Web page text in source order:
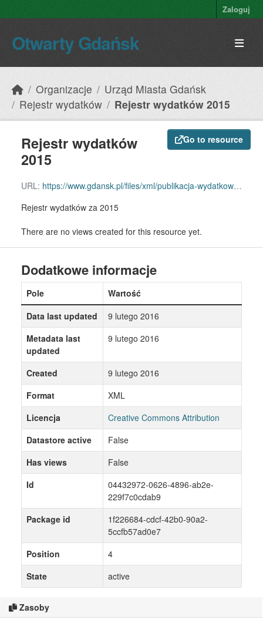
Zaloguj
Otwarty Gdańsk
Organizacje
Urząd Miasta Gdańsk
Rejestr wydatków
Rejestr wydatków 2015
Go to resource
Rejestr wydatków
2015
URL: https://www.gdansk.pl/files/xml/publikacja-wydatkow-2015.xml
Rejestr wydatków za 2015
There are no views created for this resource yet.
Zasoby
Dodatkowe informacje
Pole
Wartość
Data last updated
9 lutego 2016
Metadata last
updated
9 lutego 2016
Created
9 lutego 2016
Format
XML
Licencja
Creative Commons Attribution
Datastore active
False
Has views
False
Id
04432972-0626-4896-ab2e-
229f7c0cdab9
Package id
1f226684-cdcf-42b0-90a2-
5ccfb57ad0e7
Position
4
State
active